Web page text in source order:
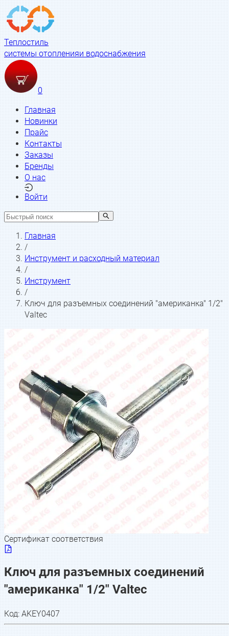
Теплостиль
системы отопленияи водоснабжения
0
Главная
Новинки
Прайс
Контакты
Заказы
Бренды
О нас
Войти
Главная
/
Инструмент и расходный материал
/
Инструмент
/
Ключ для разъемных соединений "американка" 1/2"
Valtec
Сертификат соответствия
Ключ для разъемных соединений
"американка" 1/2" Valtec
Код:AKEY0407